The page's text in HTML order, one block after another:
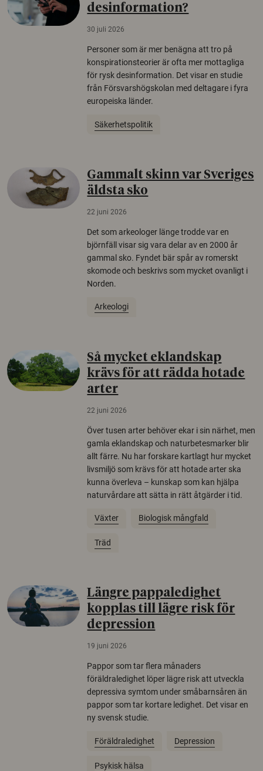
desinformation?
30 juli 2026
Personer som är mer benägna att tro på
konspirationsteorier är ofta mer mottagliga
för rysk desinformation. Det visar en studie
från Försvarshögskolan med deltagare i fyra
europeiska länder.
Säkerhetspolitik
Gammalt skinn var Sveriges
äldsta sko
22 juni 2026
Det som arkeologer länge trodde var en
björnfäll visar sig vara delar av en 2000 år
gammal sko. Fyndet bär spår av romerskt
skomode och beskrivs som mycket ovanligt i
Norden.
Arkeologi
Så mycket eklandskap
krävs för att rädda hotade
arter
22 juni 2026
Över tusen arter behöver ekar i sin närhet, men
gamla eklandskap och naturbetesmarker blir
allt färre. Nu har forskare kartlagt hur mycket
livsmiljö som krävs för att hotade arter ska
kunna överleva – kunskap som kan hjälpa
naturvårdare att sätta in rätt åtgärder i tid.
Växter Biologisk mångfald
Träd
Längre pappaledighet
kopplas till lägre risk för
depression
19 juni 2026
Pappor som tar flera månaders
föräldraledighet löper lägre risk att utveckla
depressiva symtom under småbarnsåren än
pappor som tar kortare ledighet. Det visar en
ny svensk studie.
Föräldraledighet Depression
Psykisk hälsa